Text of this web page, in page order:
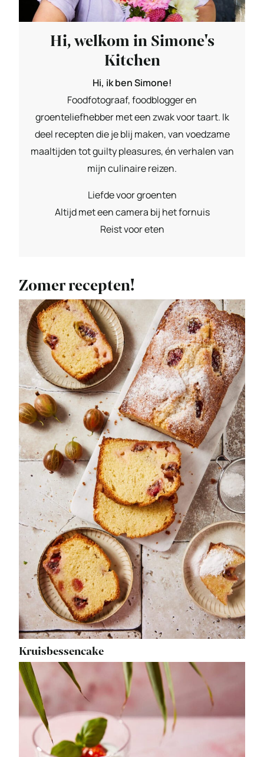
Hi, welkom in Simone's
Kitchen
Hi, ik ben Simone!
Foodfotograaf, foodblogger en
groenteliefhebber met een zwak voor taart. Ik
deel recepten die je blij maken, van voedzame
maaltijden tot guilty pleasures, én verhalen van
mijn culinaire reizen.
Liefde voor groenten
Altijd met een camera bij het fornuis
Reist voor eten
Zomer recepten!
Kruisbessencake